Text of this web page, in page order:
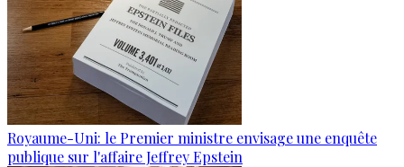
Royaume-Uni: le Premier ministre envisage une enquête
publique sur l'affaire Jeffrey Epstein